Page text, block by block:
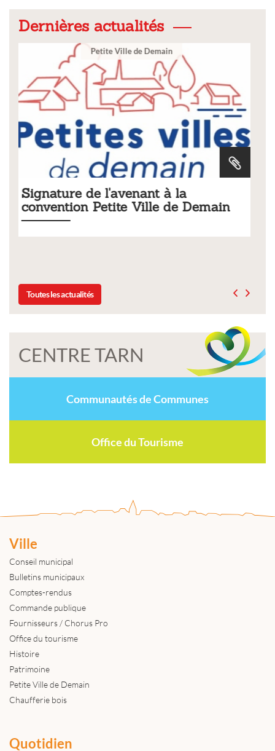
Dernières actualités
Demain
Tarifs 2026 des services
municipaux
Toutes les actualités
CENTRE TARN
Communautés de Communes
Office du Tourisme
Ville
Conseil municipal
Bulletins municipaux
Comptes-rendus
Commande publique
Fournisseurs / Chorus Pro
Office du tourisme
Histoire
Patrimoine
Petite Ville de Demain
Chaufferie bois
Quotidien